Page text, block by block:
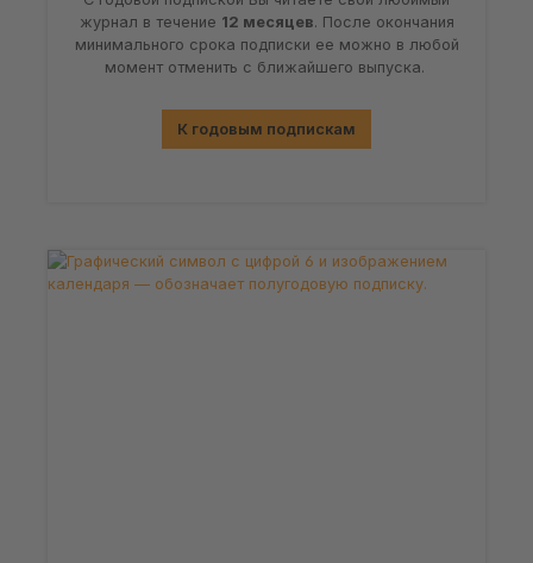
журнал в течение 12 месяцев. После окончания
минимального срока подписки ее можно в любой
момент отменить с ближайшего выпуска.
К годовым подпискам